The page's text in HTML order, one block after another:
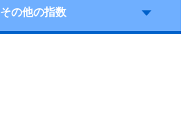
その他の指数